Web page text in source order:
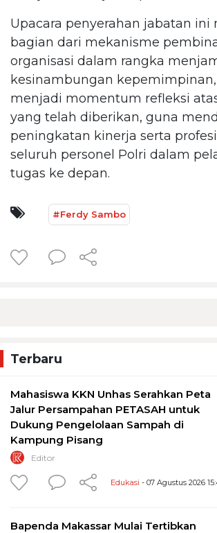
Upacara penyerahan jabatan ini
bagian dari mekanisme
organisasi dalam rangka
kesinambungan
menjadi momentum refleksi
yang telah diberikan, guna
peningkatan kinerja serta
seluruh personel Polri dalam
tugas ke depan.
#Ferdy Sambo
Terbaru
Mahasiswa KKN Unhas Serahkan Peta
Jalur Persampahan PETASAH untuk
Dukung Pengelolaan Sampah di
Kampung Pisang
Editor
Edukasi - 07 Agustus 2026
Bapenda Makassar Mulai Tertibkan